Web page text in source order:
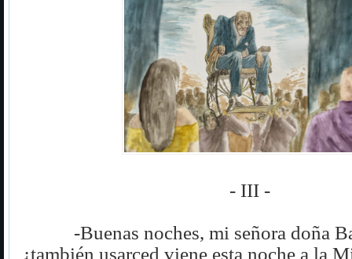
- III -
-Buenas noches, mi señora doña
¿también usarced viene esta noche a la